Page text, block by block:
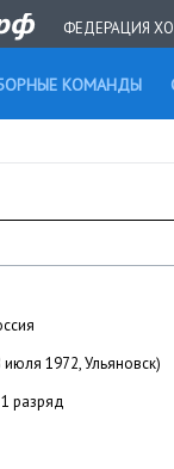
ФЕДЕРАЦИЯ
КОМАНДЫ
1972, Ульяновск)
1 разряд